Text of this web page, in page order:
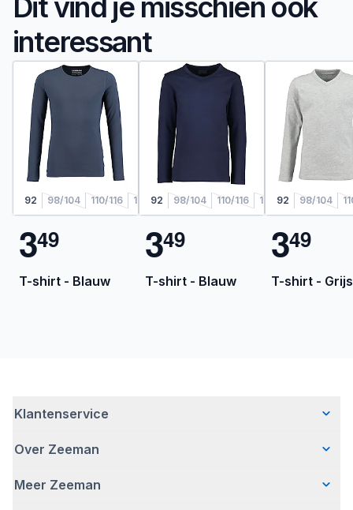
Dit vind je misschien ook
interessant
92 98/104 110/116 122/128
349
T-shirt - Blauw
92 98/104 110/116 122/128
349
T-shirt - Blauw
92 98/104
349
T-shirt - Grijs
Klantenservice
Veelgestelde vragen
Bezorgen
Over Zeeman
Wie wij zijn
Meer Zeeman